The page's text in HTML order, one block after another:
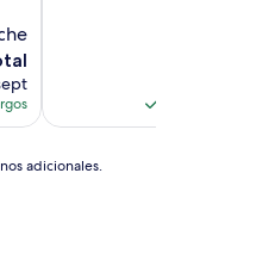
adicionales.